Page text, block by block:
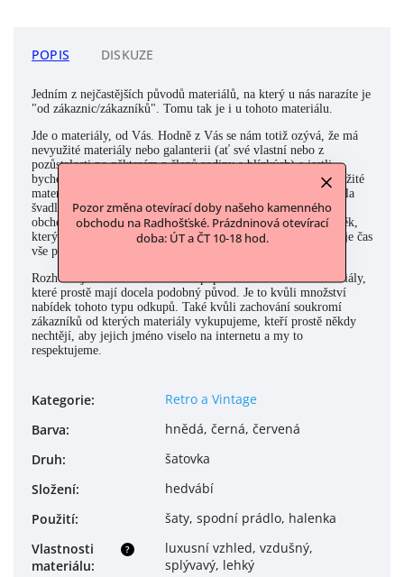
Pozor změna otevírací doby našeho kamenného
obchodu na Radhošťské. Prázdninová otevírací
doba: ÚT a ČT 10-18 hod.
POPIS DISKUZE
Jedním z nejčastějších původů materiálů, na který u nás narazíte je
"od zákaznic/zákazníků". Tomu tak je i u tohoto materiálu.
Jde o materiály, od Vás. Hodně z Vás se nám totiž ozývá, že má
nevyužité materiály nebo galanterii (ať své vlastní nebo z
pozůstalosti po některém z členů rodiny a blízkých) a jestli
bychom tyto materiály nechtěli odkoupit. Často to jsou nevyužité
materiály po babičce, která celý život šila, mamince, která byla
švadlena či krejčová nebo někdo z rodiny, kdo třeba s látkami
obchodoval a zavřel své podnikání. A nebo to byl přímo člověk,
který to třeba se svými zásobami přehnal a musel usoudit, že je čas
vše poslat dál a udělat čistku. Ano, známe to všichni:)
Rozhodli jsme se takto souhrnně popisovat a označovat materiály,
které prostě mají docela podobný původ. Je to kvůli množství
nabídek tohoto typu odkupů. Také kvůli zachování soukromí
zákazníků od kterých materiály vykupujeme, kteří prostě někdy
nechtějí, aby jejich jméno viselo na internetu a my to
respektujeme.
Kategorie:
Retro a Vintage
Barva:
hnědá, černá, červená
Druh:
šatovka
Složení:
hedvábí
Použití: šaty, spodní prádlo, halenka
?
Vlastnosti
materiálu:
luxusní vzhled, vzdušný,
splývavý, lehký